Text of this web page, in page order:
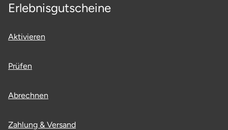
Erlebnisgutscheine
Aktivieren
Prüfen
Abrechnen
Zahlung & Versand
Pirna
Plön
Potsdam